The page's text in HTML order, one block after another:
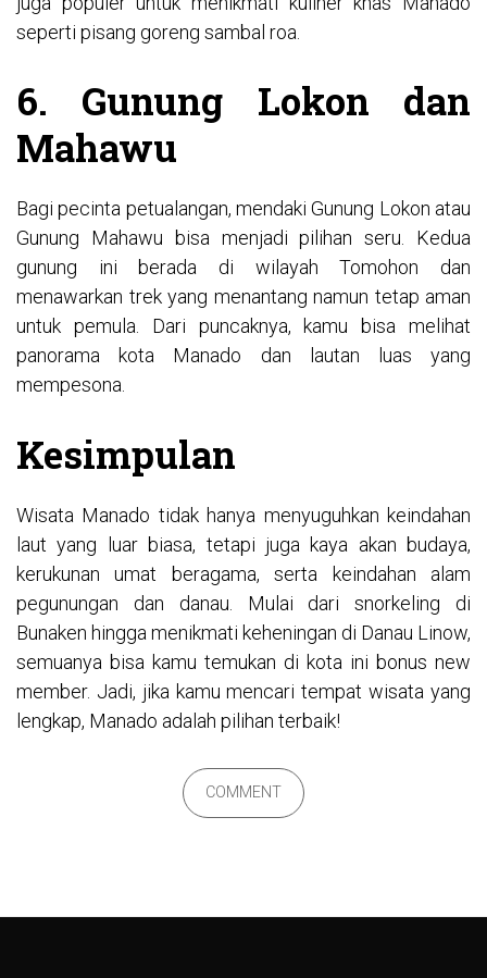
seperti pisang goreng sambal roa.
6. Gunung Lokon dan
Mahawu
Bagi pecinta petualangan, mendaki Gunung Lokon atau
Gunung Mahawu bisa menjadi pilihan seru. Kedua
gunung ini berada di wilayah Tomohon dan
menawarkan trek yang menantang namun tetap aman
untuk pemula. Dari puncaknya, kamu bisa melihat
panorama kota Manado dan lautan luas yang
mempesona.
Kesimpulan
Wisata Manado tidak hanya menyuguhkan keindahan
laut yang luar biasa, tetapi juga kaya akan budaya,
kerukunan umat beragama, serta keindahan alam
pegunungan dan danau. Mulai dari snorkeling di
Bunaken hingga menikmati keheningan di Danau Linow,
semuanya bisa kamu temukan di kota ini bonus new
member. Jadi, jika kamu mencari tempat wisata yang
lengkap, Manado adalah pilihan terbaik!
COMMENT